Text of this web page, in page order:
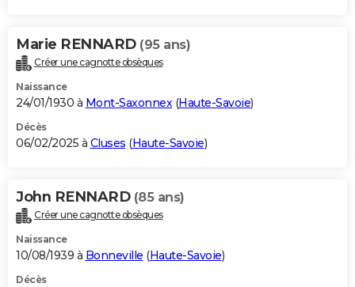
Marie RENNARD (95 ans)
Créer une cagnotte obsèques
Naissance
24/01/1930 à Mont-Saxonnex(Haute-Savoie)
Décès
06/02/2025 à Cluses (Haute-Savoie)
John RENNARD (85 ans)
Créer une cagnotte obsèques
Naissance
10/08/1939 à Bonneville (Haute-Savoie)
Décès